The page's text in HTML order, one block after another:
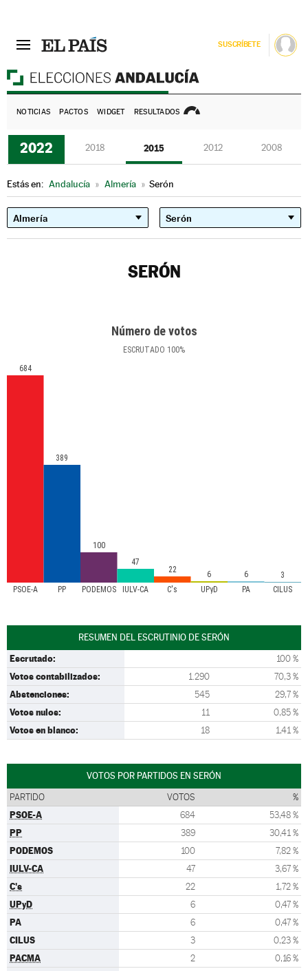
SUSCRÍBETE
NOTICIAS PACTOS WIDGET RESULTADOS
2022 2018 2015 2012 2008
Estás en: Andalucía » Almería » Serón
SERÓN
Número de votos
ESCRUTADO 100%
PSOE-A PP PODEMOS IULV-CA C's UPyD PA CILUS
684
389
100
47
22 6 6 3
RESUMEN DEL ESCRUTINIO DE SERÓN
Escrutado: 100 %
Votos contabilizados: 1.290 70,3 %
Abstenciones: 545 29,7 %
Votos nulos: 11 0,85 %
Votos en blanco: 18 1,41 %
VOTOS POR PARTIDOS EN SERÓN
PARTIDO VOTOS %
PSOE-A 684 53,48 %
PP 389 30,41 %
PODEMOS 100 7,82 %
IULV-CA 47 3,67 %
C's 22 1,72 %
UPyD 6 0,47 %
PA 6 0,47 %
CILUS 3 0,23 %
PACMA 2 0,16 %